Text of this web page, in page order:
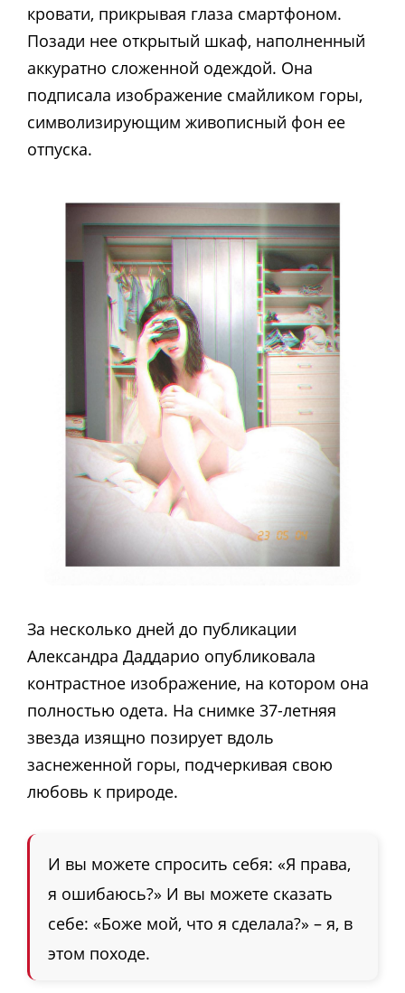
кровати, прикрывая глаза смартфоном.
Позади нее открытый шкаф, наполненный
аккуратно сложенной одеждой. Она
подписала изображение смайликом горы,
символизирующим живописный фон ее
отпуска.
За несколько дней до публикации
Александра Даддарио опубликовала
контрастное изображение, на котором она
полностью одета. На снимке 37-летняя
звезда изящно позирует вдоль
заснеженной горы, подчеркивая свою
любовь к природе.
И вы можете спросить себя: «Я права,
я ошибаюсь?» И вы можете сказать
себе: «Боже мой, что я сделала?» – я, в
этом походе.